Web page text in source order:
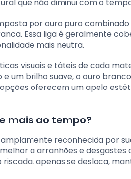
que não diminui com o
por ouro puro
Essa liga é geralmente
mais neutra.
visuais e táteis de cada
um brilho suave, o ouro
oferecem um apelo
mais ao tempo?
reconhecida por
a arranhões e desgastes
apenas se desloca,